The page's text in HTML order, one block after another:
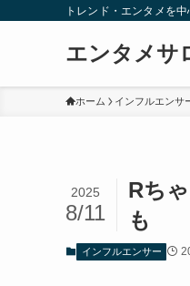
トレンド・エンタメを
エンタメサ
ホーム インフルエンサ
Rち
も
2025
8/11
インフルエンサー